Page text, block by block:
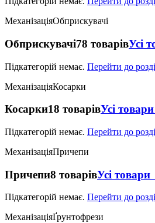
МеханізаціяОбприскувачі
Обприскувачі78 товарівУсі
Підкатегорій немає. Перейти до
МеханізаціяКосарки
Косарки18 товарівУсі
Підкатегорій немає. Перейти до
МеханізаціяПричепи
Причепи8 товарівУсі
Підкатегорій немає. Перейти до
МеханізаціяҐрунтофрези